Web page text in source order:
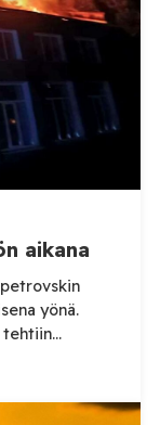
aikana
yönä.
tehtiin
Hanzha